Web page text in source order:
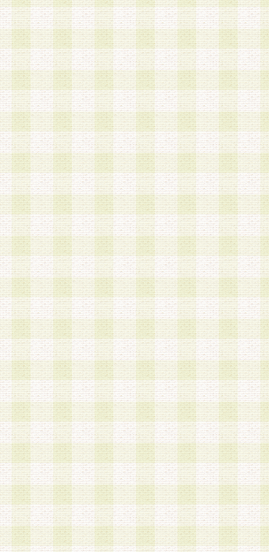
第4条 ログインIDおよびパスワードの管理
1.会員は、会員登録後、本サイト内にて本サービ
加する際には、前条に基づき当社から付与された
スワードを使用するものとします。
2.登録の際に当社が付与したログインIDおよびパ
の使用に関しては、全て会員本人がその責任を負
3.会員は、当社から付与されたログインIDおよび
貸与、名義変更、売買その他形態を問わず第三者
ならないものとします。
4.当社は、会員によるログインIDおよびパスワー
盗用など第三者の利用に伴う損害の発生について
き事由の有無、その他原因の如何を問わず、一切
のとします。
第5条 会員の登録情報
1.当社は、会員の登録情報に含まれる氏名・住所
アドレス等会員個人を識別できる情報を当社が別
シーポリシー
」に基づき適切に取り扱うものとし
は、当該個人情報を以下の各号に定める目的に利
す。なお、これら事項以外の目的で個人情報を利
かじめ会員の同意を得たうえで利用するものとし
a.本サービスの実施または運営
b.本サービスに係る謝礼、景品、調査サンプル品
c.会員からの電話、メール等の問い合わせなどへ
d.その他これらに付随する業務
2.当社は、会員個人を識別することのできる情報
会員情報を本人の承諾なく第三者に開示すること
人を識別できる情報について第三者に開示または
社は事前に会員本人の同意を得るものとします。
3.前項の定めに拘わらず、当社は、以下の目的に
意を 得ることなく、会員個人を識別できる情報
づき選定した委託業者に対して当社の責任におい
できるものとします。な お、当社は、当該委託